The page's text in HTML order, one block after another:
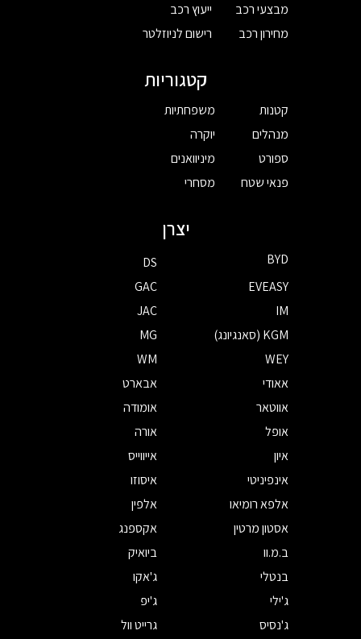
מבצעי רכב
מחירון רכב
ייעוץ רכב
רישום לניוזלטר
קטגוריות
קטנות
מנהלים
ספורט
פנאי שטח
משפחתיות
יוקרה
מיניוואנים
מסחרי
יצרן
BYD
DS
EVEASY
GAC
IM
JAC
KGM (סאנגיונג)
MG
WEY
WM
אאודי
אבארט
אווטאר
אומודה
אופל
אורה
איון
אייווייס
אינפיניטי
איסוזו
אלפא רומיאו
אלפין
אסטון מרטין
אקספנג
ב.מ.וו
ביואיק
בנטלי
ג'אקו
ג'ילי
ג'יפ
ג'נסיס
גרייט וול